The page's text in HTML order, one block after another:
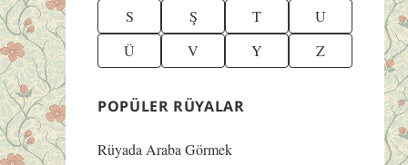
S Ş T
U
Ü
V Y Z
POPÜLER RÜYALAR
Rüyada Araba Görmek